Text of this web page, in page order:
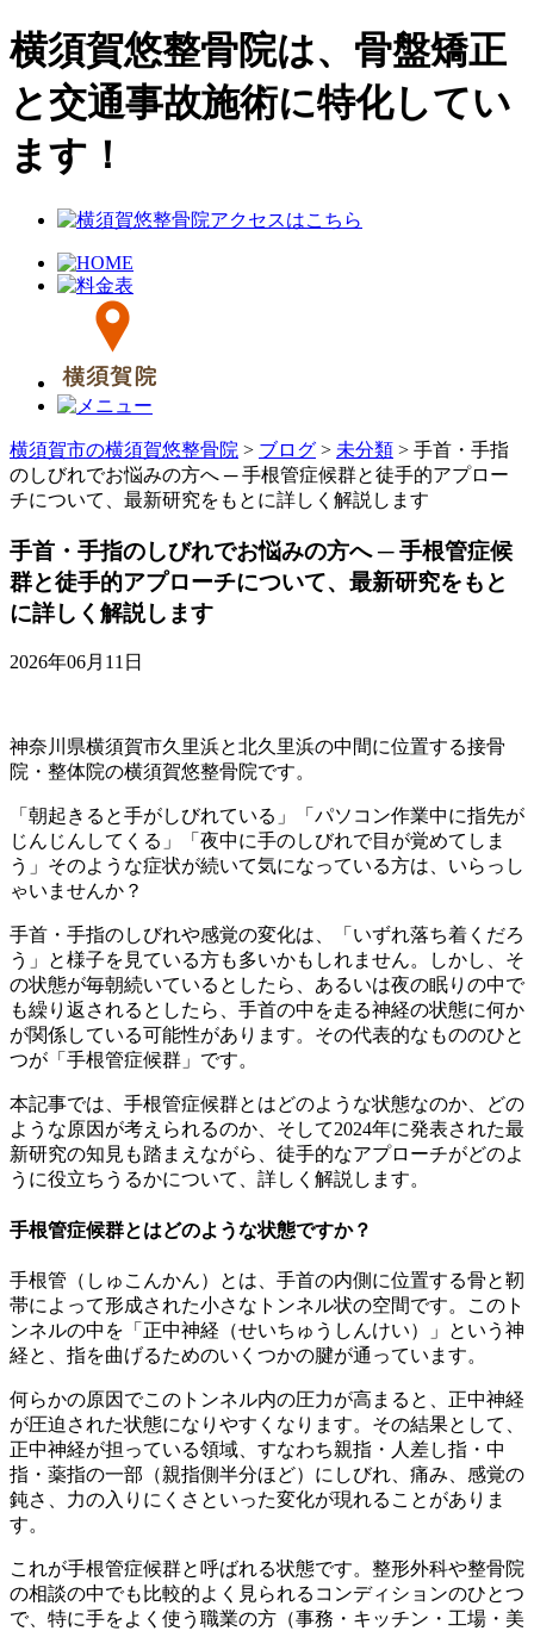
横須賀悠整骨院は、骨盤矯正
と交通事故施術に特化してい
ます！
横須賀市の横須賀悠整骨院 > ブログ > 未分類 > 手首・手指
のしびれでお悩みの方へ ─ 手根管症候群と徒手的アプロー
チについて、最新研究をもとに詳しく解説します
手首・手指のしびれでお悩みの方へ ─ 手根管症候
群と徒手的アプローチについて、最新研究をもと
に詳しく解説します
2026年06月11日
神奈川県横須賀市久里浜と北久里浜の中間に位置する接骨
院・整体院の横須賀悠整骨院です。
「朝起きると手がしびれている」「パソコン作業中に指先が
じんじんしてくる」「夜中に手のしびれで目が覚めてしま
う」そのような症状が続いて気になっている方は、いらっし
ゃいませんか？
手首・手指のしびれや感覚の変化は、「いずれ落ち着くだろ
う」と様子を見ている方も多いかもしれません。しかし、そ
の状態が毎朝続いているとしたら、あるいは夜の眠りの中で
も繰り返されるとしたら、手首の中を走る神経の状態に何か
が関係している可能性があります。その代表的なもののひと
つが「手根管症候群」です。
本記事では、手根管症候群とはどのような状態なのか、どの
ような原因が考えられるのか、そして2024年に発表された最
新研究の知見も踏まえながら、徒手的なアプローチがどのよ
うに役立ちうるかについて、詳しく解説します。
手根管症候群とはどのような状態ですか？
手根管（しゅこんかん）とは、手首の内側に位置する骨と靭
帯によって形成された小さなトンネル状の空間です。このト
ンネルの中を「正中神経（せいちゅうしんけい）」という神
経と、指を曲げるためのいくつかの腱が通っています。
何らかの原因でこのトンネル内の圧力が高まると、正中神経
が圧迫された状態になりやすくなります。その結果として、
正中神経が担っている領域、すなわち親指・人差し指・中
指・薬指の一部（親指側半分ほど）にしびれ、痛み、感覚の
鈍さ、力の入りにくさといった変化が現れることがありま
す。
これが手根管症候群と呼ばれる状態です。整形外科や整骨院
の相談の中でも比較的よく見られるコンディションのひとつ
で、特に手をよく使う職業の方（事務・キッチン・工場・美